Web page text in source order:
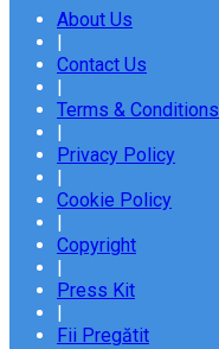
About Us
|
Contact Us
|
Terms & Conditions
|
Privacy Policy
|
Cookie Policy
|
Copyright
|
Press Kit
|
Fii Pregătit